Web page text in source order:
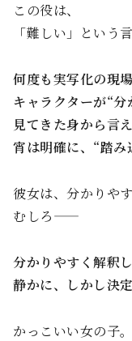
この役は、
「難しい」という
何度も実写化の現場
キャラクターが“
見てきた身から言え
宵は明確に、“踏み
彼女は、分かりや
むしろ——
分かりやすく解釈
静かに、しかし決
かっこいい女の子。